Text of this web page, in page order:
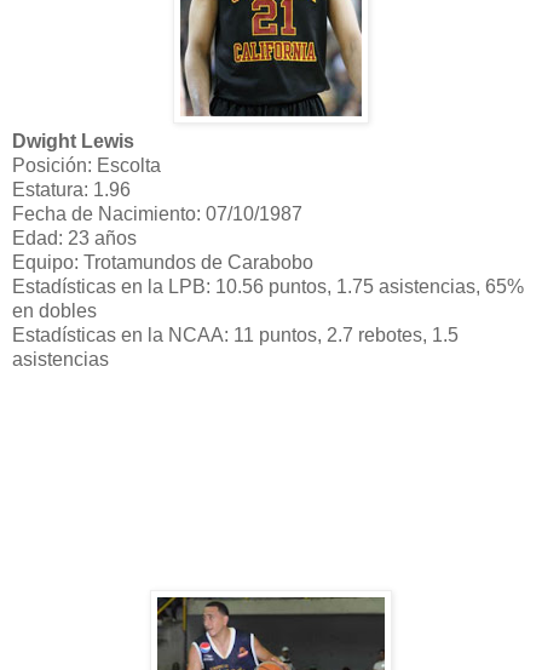
Dwight Lewis
Posición: Escolta
Estatura: 1.96
Fecha de Nacimiento: 07/10/1987
Edad: 23 años
Equipo: Trotamundos de Carabobo
Estadísticas en la LPB: 10.56 puntos, 1.75 asistencias, 65%
en dobles
Estadísticas en la NCAA: 11 puntos, 2.7 rebotes, 1.5
asistencias